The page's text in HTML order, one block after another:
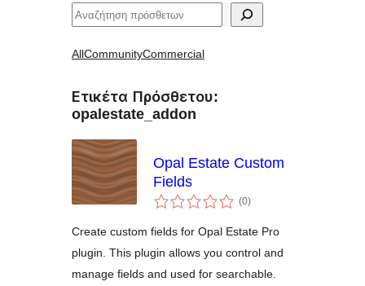
Αναζήτηση
AllCommunityCommercial
Ετικέτα Πρόσθετου:
opalestate_addon
Opal Estate Custom
Fields
(0αξιολογήσεις
σύνολο
)
Create custom fields for Opal Estate Pro
plugin. This plugin allows you control and
manage fields and used for searchable.